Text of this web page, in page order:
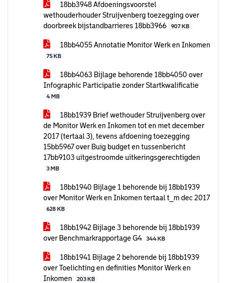
18bb3948 Afdoeningsvoorstel
wethouderhouder Struijvenberg toezegging over
doorbreek bijstandbarrieres 18bb3966
907 KB
18bb4055 Annotatie Monitor Werk en Inkomen
75 KB
18bb4063 Bijlage behorende 18bb4050 over
Infographic Participatie zonder Startkwalificatie
4 MB
18bb1939 Brief wethouder Struijvenberg over
de Monitor Werk en Inkomen tot en met december
2017 (tertaal 3), tevens afdoening toezegging
15bb5967 over Buig budget en tussenbericht
17bb9103 uitgestroomde uitkeringsgerechtigden
3 MB
18bb1940 Bijlage 1 behorende bij 18bb1939
over Monitor Werk en Inkomen tertaal t_m dec 2017
628 KB
18bb1942 Bijlage 3 behorende bij 18bb1939
over Benchmarkrapportage G4
344 KB
18bb1941 Bijlage 2 behorende bij 18bb1939
over Toelichting en definities Monitor Werk en
Inkomen
203 KB